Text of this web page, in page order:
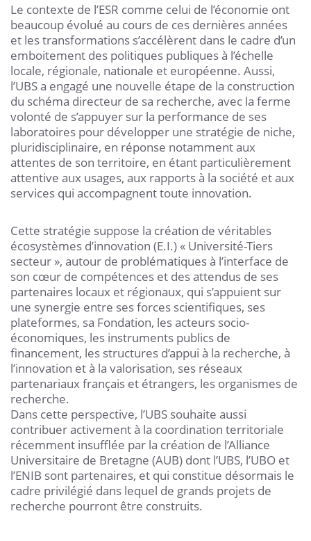
Le contexte de l’ESR comme celui de l’économie ont
beaucoup évolué au cours de ces dernières années
et les transformations s’accélèrent dans le cadre d’un
emboitement des politiques publiques à l’échelle
locale, régionale, nationale et européenne. Aussi,
l’UBS a engagé une nouvelle étape de la construction
du schéma directeur de sa recherche, avec la ferme
volonté de s’appuyer sur la performance de ses
laboratoires pour développer une stratégie de niche,
pluridisciplinaire, en réponse notamment aux
attentes de son territoire, en étant particulièrement
attentive aux usages, aux rapports à la société et aux
services qui accompagnent toute innovation.
Cette stratégie suppose la création de véritables
écosystèmes d’innovation (E.I.) « Université-Tiers
secteur », autour de problématiques à l’interface de
son cœur de compétences et des attendus de ses
partenaires locaux et régionaux, qui s’appuient sur
une synergie entre ses forces scientifiques, ses
plateformes, sa Fondation, les acteurs socio-
économiques, les instruments publics de
financement, les structures d’appui à la recherche, à
l’innovation et à la valorisation, ses réseaux
partenariaux français et étrangers, les organismes de
recherche.
Dans cette perspective, l’UBS souhaite aussi
contribuer activement à la coordination territoriale
récemment insufflée par la création de l’Alliance
Universitaire de Bretagne (AUB) dont l’UBS, l’UBO et
l’ENIB sont partenaires, et qui constitue désormais le
cadre privilégié dans lequel de grands projets de
recherche pourront être construits.